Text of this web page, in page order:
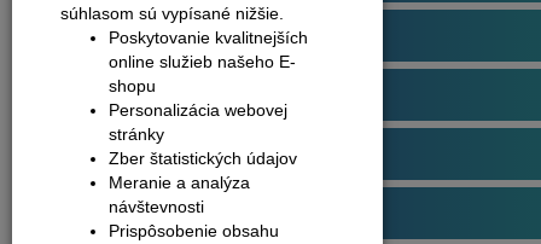
Dvere
Obklady na stenu
Obvodové lišty (soklové)
Príslušenstvo k podlahám
súhlasom sú vypísané nižšie.
Poskytovanie kvalitnejších
online služieb našeho E-
shopu
Personalizácia webovej
stránky
Zber štatistických údajov
Meranie a analýza
návštevnosti
Prispôsobenie obsahu